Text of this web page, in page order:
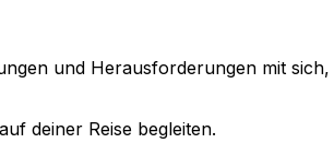
und Herausforderungen mit
deiner Reise begleiten.